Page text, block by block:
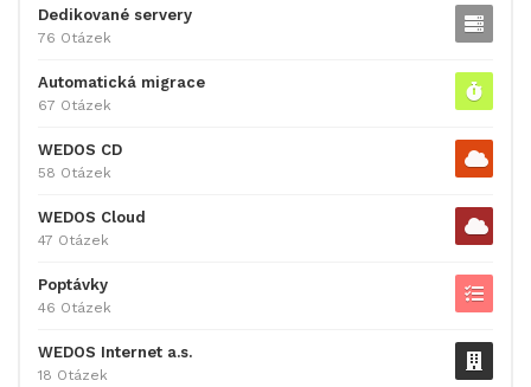
Dedikované servery
76 Otázek
Automatická migrace
67 Otázek
WEDOS CD
58 Otázek
WEDOS Cloud
47 Otázek
Poptávky
46 Otázek
WEDOS Internet a.s.
18 Otázek